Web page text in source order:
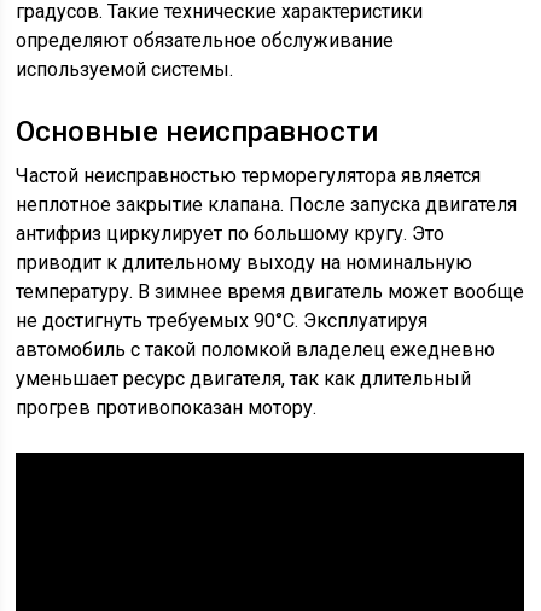
градусов. Такие технические характеристики
определяют обязательное обслуживание
используемой системы.
Основные неисправности
Частой неисправностью терморегулятора является
неплотное закрытие клапана. После запуска двигателя
антифриз циркулирует по большому кругу. Это
приводит к длительному выходу на номинальную
температуру. В зимнее время двигатель может вообще
не достигнуть требуемых 90°С. Эксплуатируя
автомобиль с такой поломкой владелец ежедневно
уменьшает ресурс двигателя, так как длительный
прогрев противопоказан мотору.